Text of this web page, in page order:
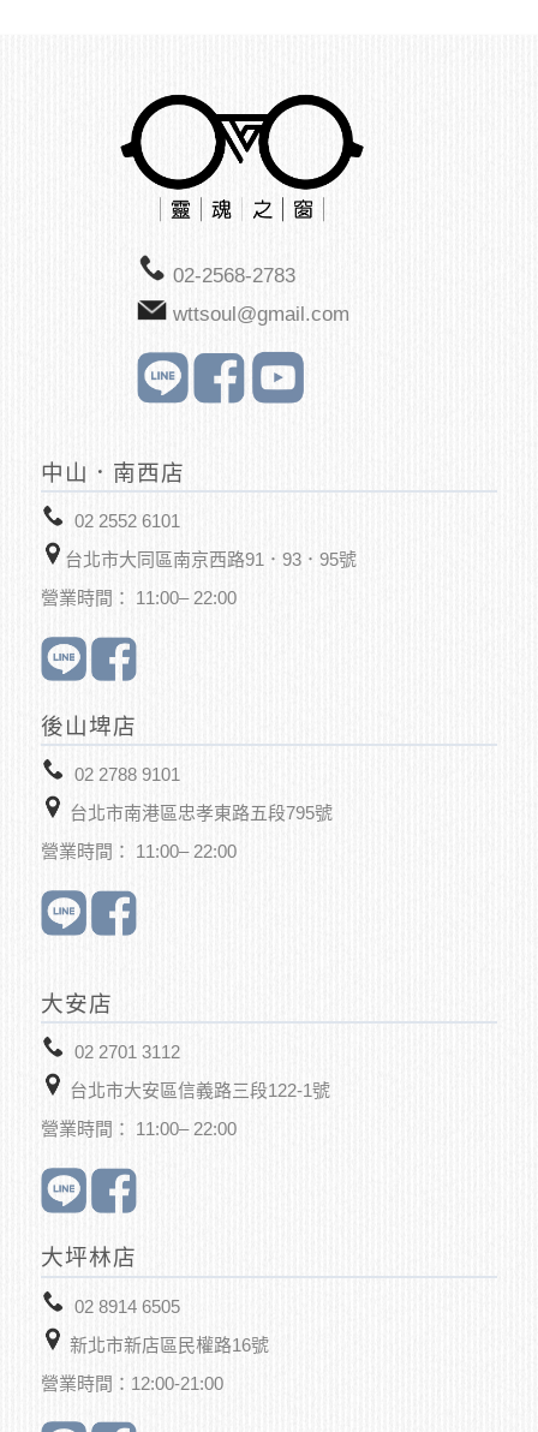
02-2568-2783
wttsoul@gmail.com
中山．南西店
02 2552 6101
台北市大同區南京西路91．93．95號
營業時間： 11:00– 22:00
後山埤店
02 2788 9101
台北市南港區忠孝東路五段795號
營業時間： 11:00– 22:00
大安店
02 2701 3112
台北市大安區信義路三段122-1號
營業時間： 11:00– 22:00
大坪林店
02 8914 6505
新北市新店區 民權路16號
營業時間：12:00-21:00